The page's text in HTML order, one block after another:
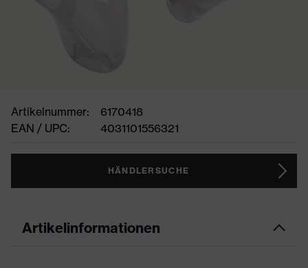
Artikelnummer:
6170418
EAN / UPC:
4031101556321
HÄNDLERSUCHE
Artikelinformationen